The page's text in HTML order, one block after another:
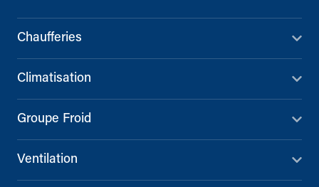
Chaufferies
Climatisation
Groupe Froid
Ventilation